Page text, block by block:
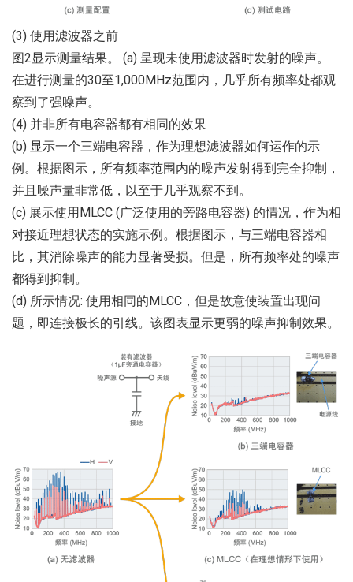
(3) 使用滤波器之前
图2显示测量结果。 (a) 呈现未使用滤波器时发射的噪声。
在进行测量的30至1,000MHz范围内，几乎所有频率处都观
察到了强噪声。
(4) 并非所有电容器都有相同的效果
(b) 显示一个三端电容器，作为理想滤波器如何运作的示
例。根据图示，所有频率范围内的噪声发射得到完全抑制，
并且噪声量非常低，以至于几乎观察不到。
(c) 展示使用MLCC (广泛使用的旁路电容器) 的情况，作为相
对接近理想状态的实施示例。根据图示，与三端电容器相
比，其消除噪声的能力显著受损。但是，所有频率处的噪声
都得到抑制。
(d) 所示情况: 使用相同的MLCC，但是故意使装置出现问
题，即连接极长的引线。该图表显示更弱的噪声抑制效果。